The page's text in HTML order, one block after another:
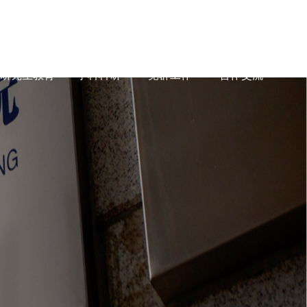
研究生教育 学科科研 党群工作 合作交流